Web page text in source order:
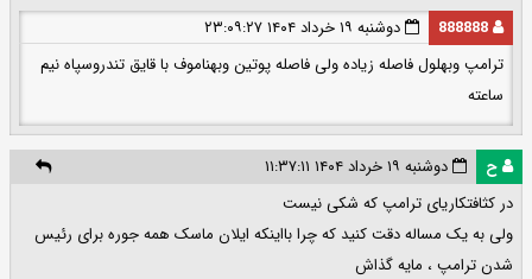
دوشنبه ۱۹ خرداد ۱۴۰۴ ۲۳:۰۹:۲۷
ترامپ وبهلول فاصله زیاده ولی فاصله پوتین وبهناموف با قایق تندروسپاه نیم
ساعته
ح
دوشنبه ۱۹ خرداد ۱۴۰۴ ۱۱:۳۷:۱۱
در کثافتکاریای ترامپ که شکی نیست
ولی به یک مساله دقت کنید که چرا بااینکه ایلان ماسک همه جوره برای رئیس
شدن ترامپ ، مایه گذاش